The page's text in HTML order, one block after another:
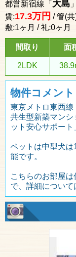
都営新宿線「 大島
賃:17.3万円 / 管(
敷:1ヶ月 / 礼:0ヶ月
間取り 面
2LDK
物件コメント
東京メトロ東西
共生型新築マン
ット安心サポート
ペットは中型犬
能です。
こちらのお部屋
で、詳細について